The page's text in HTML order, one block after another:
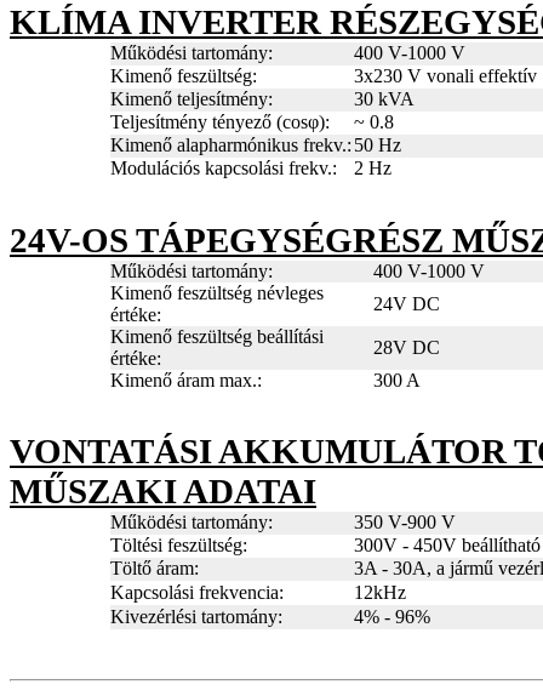
KLÍMA INVERTER
Működési tartomány:
400 V-1000 V
Kimenő feszültség:
3x230 V vonali effektív
Kimenő teljesítmény:
30 kVA
Teljesítmény tényező (cosφ):
~ 0.8
Kimenő alapharmónikus frekv.: 50 Hz
Modulációs kapcsolási frekv.:
2 Hz
24V-OS TÁPEGYSÉGRÉSZ
Működési tartomány:
400 V-1000 V
Kimenő feszültség névleges
értéke:
24V DC
Kimenő feszültség beállítási
értéke:
28V DC
Kimenő áram max.:
300 A
VONTATÁSI AKKUMULÁTOR
MŰSZAKI ADATAI
Működési tartomány:
350 V-900 V
Töltési feszültség:
300V - 450V beállítható
Töltő áram:
3A - 30A, a jármű
Kapcsolási frekvencia:
12kHz
Kivezérlési tartomány:
4% - 96%